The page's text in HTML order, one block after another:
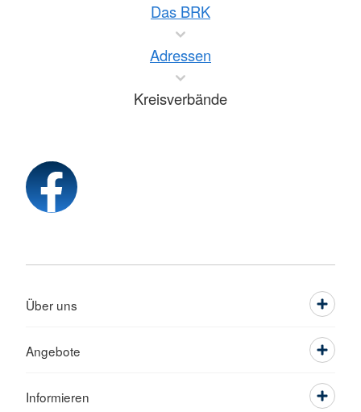
Das BRK
Adressen
Kreisverbände
Über uns
Angebote
Informieren